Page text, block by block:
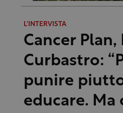
L'INTERVISTA
Cancer Plan,
Curbastro:
punire
educare. Ma